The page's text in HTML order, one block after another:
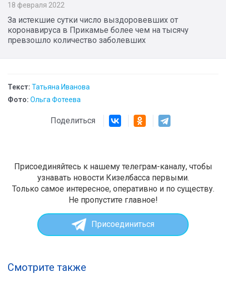
18 февраля 2022
За истекшие сутки число выздоровевших от
коронавируса в Прикамье более чем на тысячу
превзошло количество заболевших
Текст: Татьяна Иванова
Фото: Ольга Фотеева
Поделиться
Присоединяйтесь к нашему телеграм-каналу, чтобы
узнавать новости Кизелбасса первыми.
Только самое интересное, оперативно и по существу.
Не пропустите главное!
Присоединиться
Смотрите также